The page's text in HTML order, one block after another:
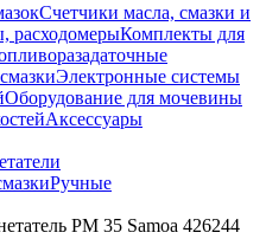
Счетчики масла, смазки и
расходомерыКомплекты для
Электронные системы
Оборудование для мочевины
Аксессуары
Ручные
PM 35 Samoa 426244